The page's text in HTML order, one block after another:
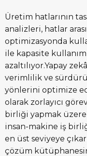
Üretim hatlarının
analizleri, hatlar
optimizasyonda
ile kapasite
azaltılıyor.Yapay
verimlilik ve
yönlerini optimize
olarak zorlayıcı
birliği yapmak
insan-makine iş
en üst seviyeye
çözüm